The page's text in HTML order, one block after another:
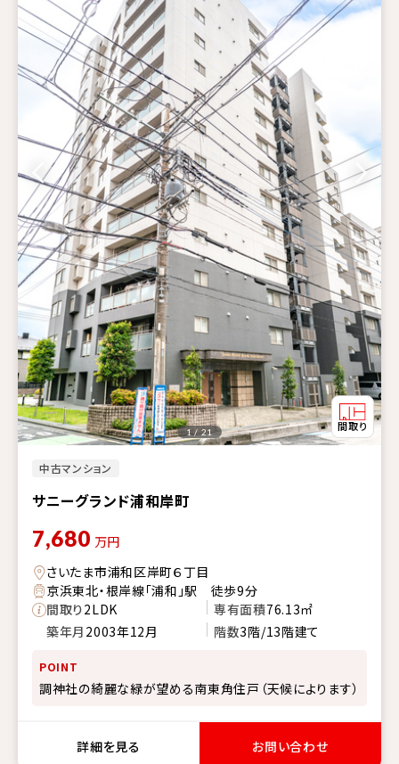
中古マンション
サニーグランド浦和岸町
1 / 21
7,680 万円
さいたま市浦和区岸町６丁目
京浜東北・根岸線「浦和」駅 徒歩9分
間取り2LDK 専有面積76.13㎡
築年月 2003年12月 階数3階/13階建て
POINT
調神社の綺麗な緑が望める南東角住戸（天候によります）
詳細を見る お問い合わせ